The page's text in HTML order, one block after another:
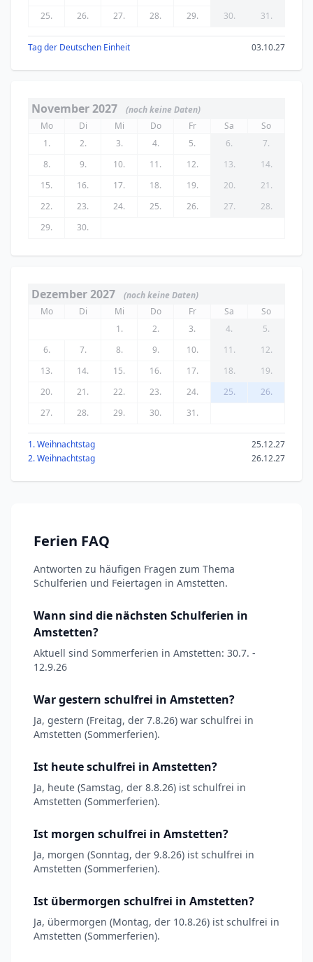
25.
26. 27. 28. 29. 30. 31.
Tag der Deutschen Einheit 03.10.27
November 2027
(noch keine Daten)
Mo
Di Mi Do Fr Sa
So
1.
2. 3. 4. 5. 6.
7.
8.
9. 10. 11. 12. 13.
14.
15.
16. 17. 18. 19. 20.
21.
22.
23. 24. 25. 26. 27.
28.
29.
30.
Dezember 2027
(noch keine Daten)
Mo
Di Mi Do Fr Sa
So
1.
2. 3. 4.
5.
6.
7. 8. 9. 10. 11.
12.
13.
14. 15. 16. 17. 18.
19.
20.
21. 22. 23. 24. 25.
26.
27.
28. 29. 30. 31.
1. Weihnachtstag
25.12.27
2. Weihnachtstag
26.12.27
Ferien FAQ
Antworten zu häufigen Fragen zum Thema
Schulferien und Feiertagen in Amstetten.
Wann sind die nächsten Schulferien in
Amstetten?
Aktuell sind Sommerferien in Amstetten: 30.7. -
12.9.26
War gestern schulfrei in Amstetten?
Ja, gestern (Freitag, der 7.8.26) war schulfrei in
Amstetten (Sommerferien).
Ist heute schulfrei in Amstetten?
Ja, heute (Samstag, der 8.8.26) ist schulfrei in
Amstetten (Sommerferien).
Ist morgen schulfrei in Amstetten?
Ja, morgen (Sonntag, der 9.8.26) ist schulfrei in
Amstetten (Sommerferien).
Ist übermorgen schulfrei in Amstetten?
Ja, übermorgen (Montag, der 10.8.26) ist schulfrei in
Amstetten (Sommerferien).